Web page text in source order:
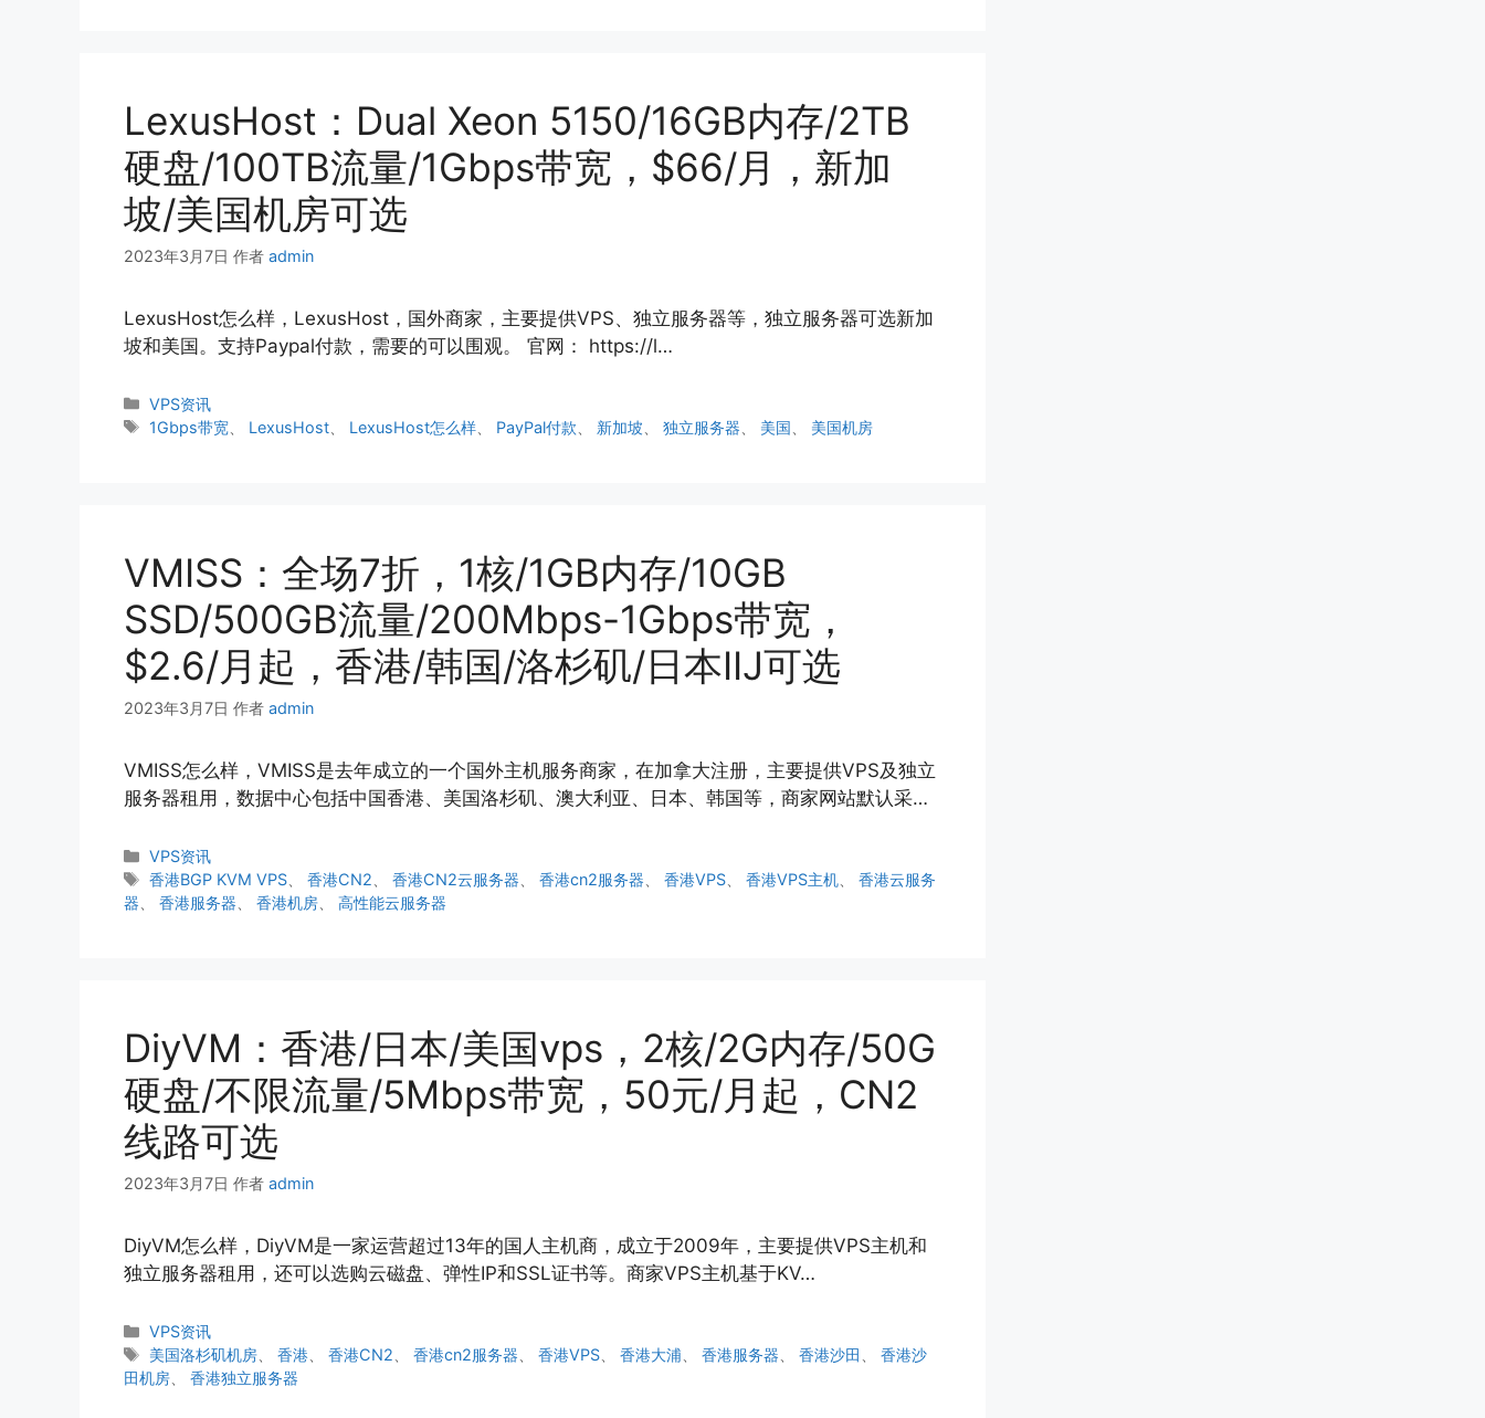
LexusHost：Dual Xeon 5150/16GB内存/2TB
硬盘/100TB流量/1Gbps带宽，$66/月，新加
坡/美国机房可选
2023年3月7日 作者 admin
LexusHost怎么样，LexusHost，国外商家，主要提供VPS、独立服务器等，独立服务器可选新加
坡和美国。支持Paypal付款，需要的可以围观。 官网： https://l…
分
类
VPS资讯
标
1Gbps带宽 LexusHost LexusHost怎么样 PayPal付款 新加坡 、独立服务器 美国 美国机房
VMISS：全场7折，1核/1GB内存/10GB
SSD/500GB流量/200Mbps-1Gbps带宽，
$2.6/月起，香港/韩国/洛杉矶/日本IIJ可选
2023年3月7日 作者 admin
VMISS怎么样，VMISS是去年成立的一个国外主机服务商家，在加拿大注册，主要提供VPS及独立
服务器租用，数据中心包括中国香港、美国洛杉矶、澳大利亚、日本、韩国等，商家网站默认采…
分
类
VPS资讯
标
签
香港BGP KVM VPS 、香港CN2 、香港CN2云服务器 、香港cn2服务器 、香港VPS 、香港VPS主机 、香港云服务
器
香港服务器 香港机房 高性能云服务器
DiyVM：香港/日本/美国vps，2核/2G内存/50G
硬盘/不限流量/5Mbps带宽，50元/月起，CN2
线路可选
2023年3月7日 作者 admin
DiyVM怎么样，DiyVM是一家运营超过13年的国人主机商，成立于2009年，主要提供VPS主机和
独立服务器租用，还可以选购云磁盘、弹性IP和SSL证书等。商家VPS主机基于KV…
分
类
VPS资讯
标
签
美国洛杉矶机房 、香港 、香港CN2 、香港cn2服务器 、香港VPS 、香港大浦 、香港服务器 、香港沙田 、香港沙
田机房
香港独立服务器